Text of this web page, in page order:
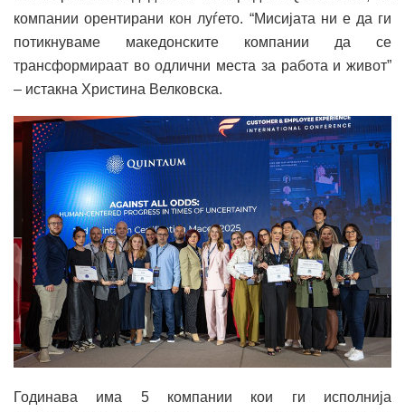
компании орентирани кон луѓето. “Мисијата ни е да ги
потикнуваме македонските компании да се
трансформираат во одлични места за работа и живот”
– истакна Христина Велковска.
Годинава има 5 компании кои ги исполнија